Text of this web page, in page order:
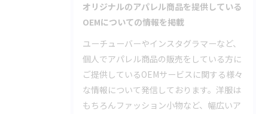
オリジナルのアパレル商品を提供している
OEMについての情報を掲載
ユーチューバーやインスタグラマーなど、
個人でアパレル商品の販売をしている方に
ご提供しているOEMサービスに関する様々
な情報について発信しております。洋服は
もちろんファッション小物など、幅広いア